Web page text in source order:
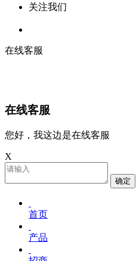
关注我们
在线客服
在线客服
您好，我这边是在线客服
X
确定
首页
产品